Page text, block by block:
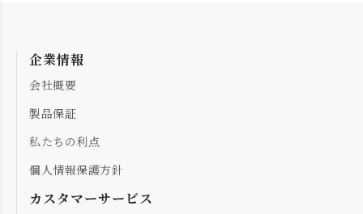
企業情報
会社概要
製品保証
私たちの利点
個人情報保護方針
カスタマーサービス